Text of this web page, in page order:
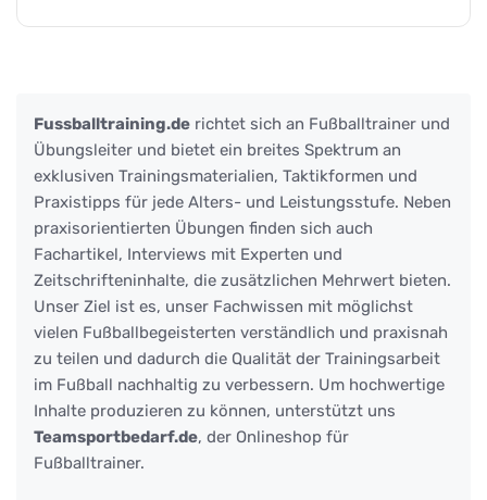
Fussballtraining.de richtet sich an Fußballtrainer und
Übungsleiter und bietet ein breites Spektrum an
exklusiven Trainingsmaterialien, Taktikformen und
Praxistipps für jede Alters- und Leistungsstufe. Neben
praxisorientierten Übungen finden sich auch
Fachartikel, Interviews mit Experten und
Zeitschrifteninhalte, die zusätzlichen Mehrwert bieten.
Unser Ziel ist es, unser Fachwissen mit möglichst
vielen Fußballbegeisterten verständlich und praxisnah
zu teilen und dadurch die Qualität der Trainingsarbeit
im Fußball nachhaltig zu verbessern. Um hochwertige
Inhalte produzieren zu können, unterstützt uns
Teamsportbedarf.de, der Onlineshop für
Fußballtrainer.